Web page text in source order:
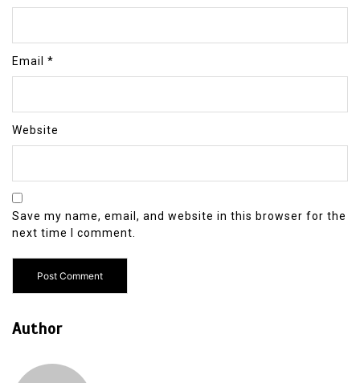
Email *
Website
Save my name, email, and website in this browser for the
next time I comment.
Author